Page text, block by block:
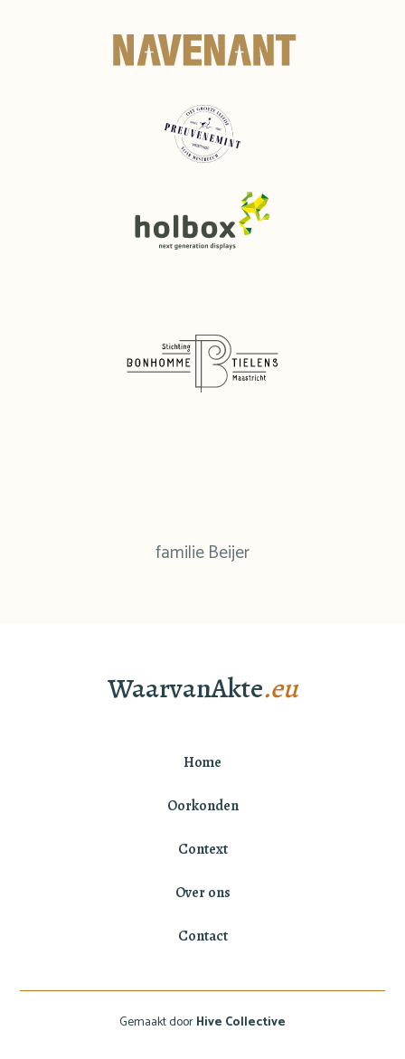
familie Beijer
WaarvanAkte.eu
Home
Oorkonden
Context
Over ons
Contact
Gemaakt doorHive Collective